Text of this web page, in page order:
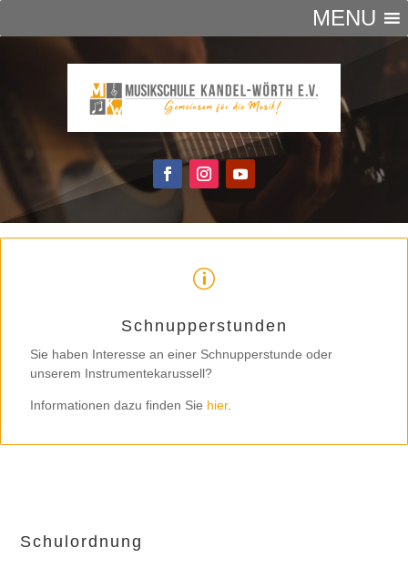
MENU
p
Schnupperstunden
Sie haben Interesse an einer Schnupperstunde oder
unserem Instrumentekarussell?
Informationen dazu finden Sie hier.
Schulordnung